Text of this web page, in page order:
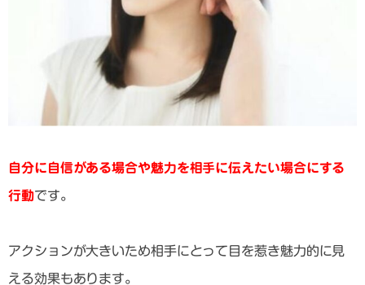
自分に自信がある場合や魅力を相手に伝えたい場合にする
行動です。
アクションが大きいため相手にとって目を惹き魅力的に見
える効果もあります。